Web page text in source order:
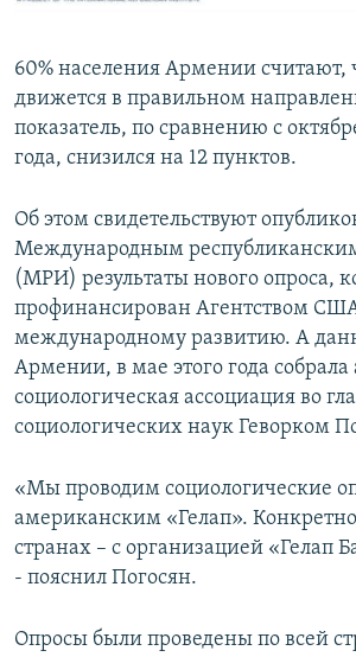
60% населения Армении считают,
движется в правильном
показатель, по сравнению с
года, снизился на 12 пунктов.
Об этом свидетельствуют
Международным
(МРИ) результаты нового опроса,
профинансирован Агентством
международному развитию. А
Армении, в мае этого года
социологическая ассоциация во
социологических наук Геворком
«Мы проводим социологические
американским «Гелап». Конкретно
странах – с организацией «Гелап
- пояснил Погосян.
Опросы были проведены по всей